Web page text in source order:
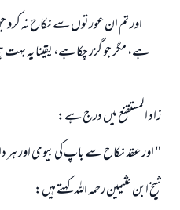
ہے، مگر جو گزر چكا ہے، يقينا يہ بہت
زاد المستقنع ميں درج ہے:
" اور عقد نكاح سے باپ كى بيوى اور ہر
شيخ ابن عثيمين رحمہ اللہ كہتے ہيں: